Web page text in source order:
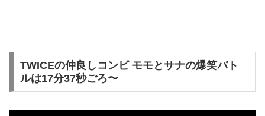
TWICEの仲良しコンビ モモとサナの爆笑バト
ルは17分37秒ごろ〜